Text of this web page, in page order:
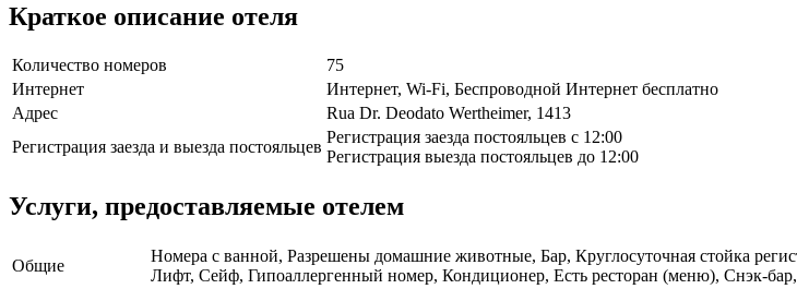
Краткое описание отеля
Количество номеров
75
Интернет
Интернет, Wi-Fi, Беспроводной Интернет бесплатно
Адрес
Rua Dr. Deodato Wertheimer, 1413
Регистрация заезда и выезда постояльцев
Регистрация заезда постояльцев с 12:00
Регистрация выезда постояльцев до 12:00
Услуги, предоставляемые отелем
Общие
Номера с ванной, Разрешены домашние животные, Бар, Круглосуточная стойка
Лифт, Сейф, Гипоаллергенный номер, Кондиционер, Есть ресторан (меню), Снэк-